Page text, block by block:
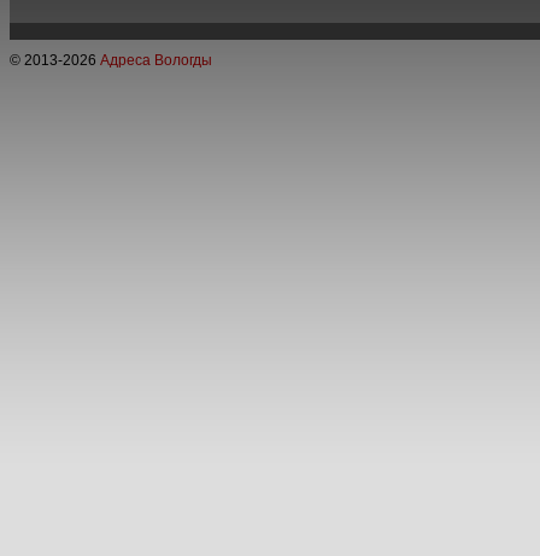
© 2013-2026 Адреса Вологды